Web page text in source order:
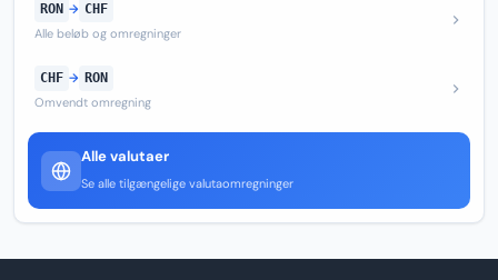
RON → CHF
Alle beløb og omregninger
CHF → RON
Omvendt omregning
Alle valutaer
Se alle tilgængelige valutaomregninger